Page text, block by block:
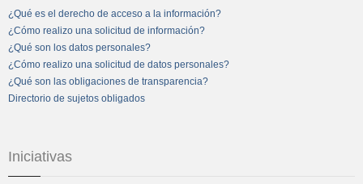
¿Qué es el derecho de acceso a la información?
¿Cómo realizo una solicitud de información?
¿Qué son los datos personales?
¿Cómo realizo una solicitud de datos personales?
¿Qué son las obligaciones de transparencia?
Directorio de sujetos obligados
Iniciativas